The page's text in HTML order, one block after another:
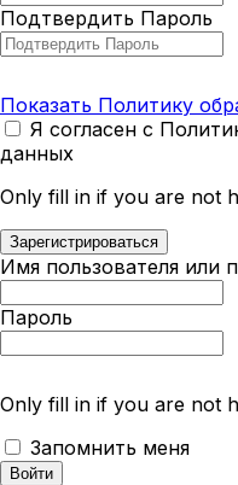
Подтвердить Пароль
Показать Политику
Я согласен с
данных
Only fill in if you are not
Имя пользователя или
Пароль
Only fill in if you are not
Запомнить меня